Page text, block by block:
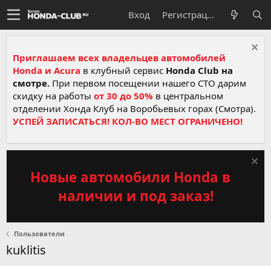
Вход Регистрация
Приглашаем всех владельцев автомобилей
Honda и Acura в клубный сервис Honda Club на
смотре. При первом посещении нашего СТО дарим
скидку на работы от 30 до 50% в центральном
отделении Хонда Клуб на Воробьевых горах (Смотра).
УСПЕЙ ЗАПИСАТЬСЯ! КОЛ-ВО МЕСТ ОГРАНИЧЕНО!
Новые автомобили Honda в
наличии и под заказ!
Пользователи
kuklitis